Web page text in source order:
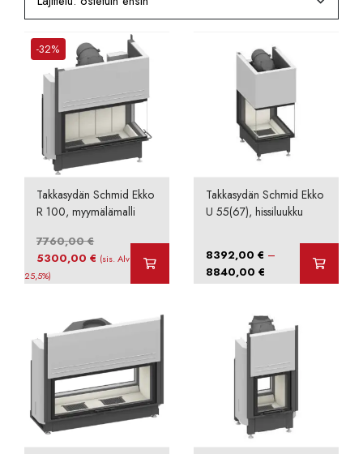
-32%
Takkasydän Schmid Ekko
R 100, myymälämalli
7760,00€
Alkuperäinen
hinta
5300,00€ Nykyinen
(sis. Alv
25,5%)
Takkasydän Schmid Ekko
U 55(67), hissiluukku
8392,00€ –
8840,00€ Hintaluokka:
8392,00 €
8840,00 €